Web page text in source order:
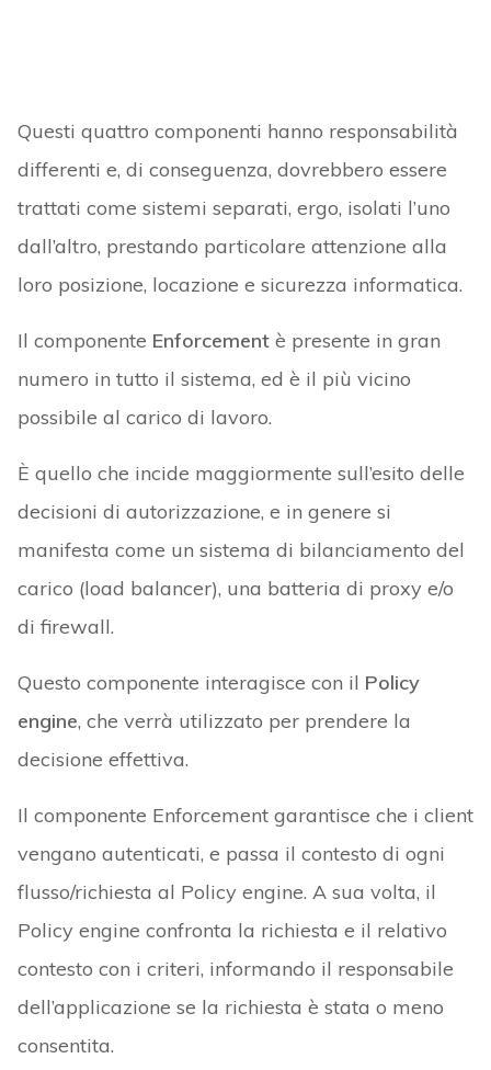
Questi quattro componenti hanno responsabilità
differenti e, di conseguenza, dovrebbero essere
trattati come sistemi separati, ergo, isolati l’uno
dall’altro, prestando particolare attenzione alla
loro posizione, locazione e sicurezza informatica.
Il componente Enforcementè presente in gran
numero in tutto il sistema, ed è il più vicino
possibile al carico di lavoro.
È quello che incide maggiormente sull’esito delle
decisioni di autorizzazione, e in genere si
manifesta come un sistema di bilanciamento del
carico (load balancer), una batteria di proxy e/o
di firewall.
Questo componente interagisce con il Policy
engine, che verrà utilizzato per prendere la
decisione effettiva.
Il componente Enforcement garantisce che i client
vengano autenticati, e passa il contesto di ogni
flusso/richiesta al Policy engine. A sua volta, il
Policy engine confronta la richiesta e il relativo
contesto con i criteri, informando il responsabile
dell’applicazione se la richiesta è stata o meno
consentita.